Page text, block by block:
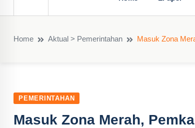
Home Aktual > Pemerintahan Masuk Zona
PEMERINTAHAN
Masuk Zona Merah,